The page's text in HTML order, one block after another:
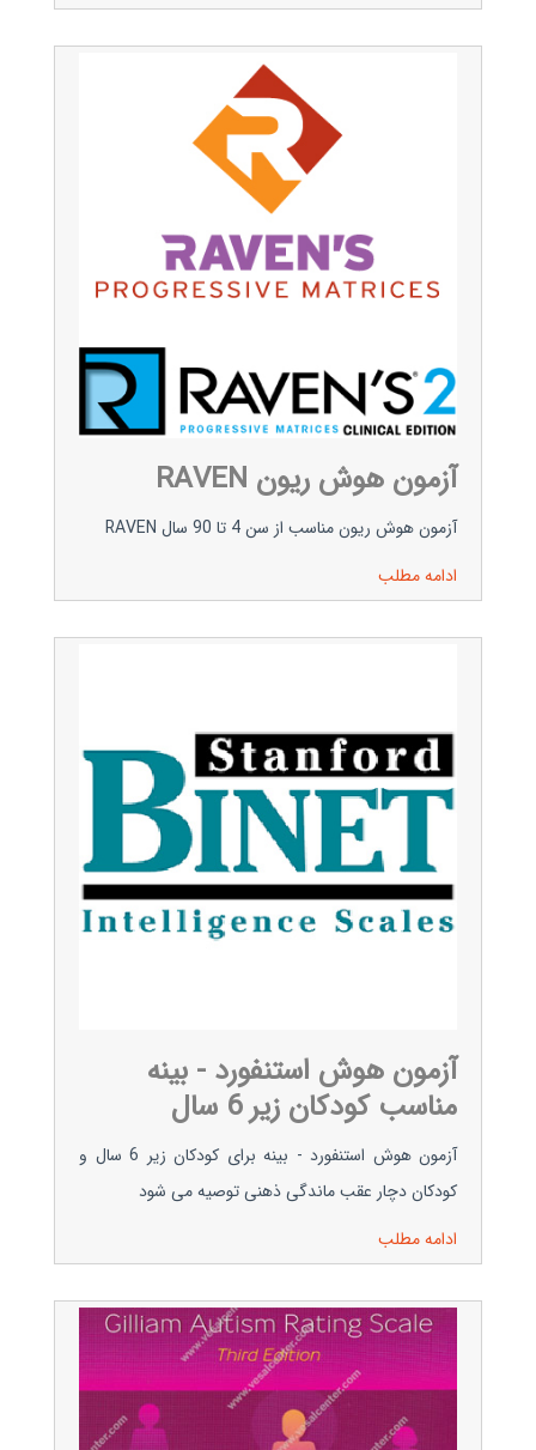
آزمون هوش ریون RAVEN
آزمون هوش ریون مناسب از سن 4 تا 90 سال RAVEN
ادامه مطلب
آزمون هوش استنفورد - بینه
مناسب کودکان زیر 6 سال
آزمون هوش استنفورد - بینه برای کودکان زیر 6 سال و
کودکان دچار عقب ماندگی ذهنی توصیه می شود
ادامه مطلب